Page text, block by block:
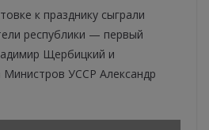
к празднику сыграли
республики — первый
Щербицкий и
Министров УССР Александр